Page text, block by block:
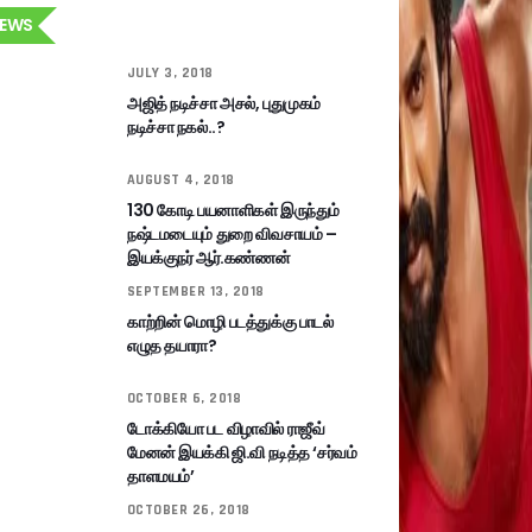
JULY 3, 2018
அஜித் நடிச்சா அசல், புதுமுகம்
நடிச்சா நகல்..?
AUGUST 4, 2018
130 கோடி பயனாளிகள் இருந்தும்
நஷ்டமடையும் துறை விவசாயம் –
இயக்குநர் ஆர்.கண்ணன்
SEPTEMBER 13, 2018
காற்றின் மொழி படத்துக்கு பாடல்
எழுத தயாரா?
OCTOBER 6, 2018
டோக்கியோ பட விழாவில் ராஜீவ்
மேனன் இயக்கி ஜி.வி நடித்த ‘சர்வம்
தாளமயம்’
OCTOBER 26, 2018